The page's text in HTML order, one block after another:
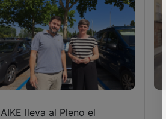
AIKE lleva al Pleno el